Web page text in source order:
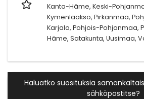
Kanta-Häme, Keski-
Kymenlaakso, Pirkanmaa,
Karjala, Pohjois-Pohjanmaa,
Häme, Satakunta, Uusimaa,
Haluatko suosituksia
sähköpostitse?